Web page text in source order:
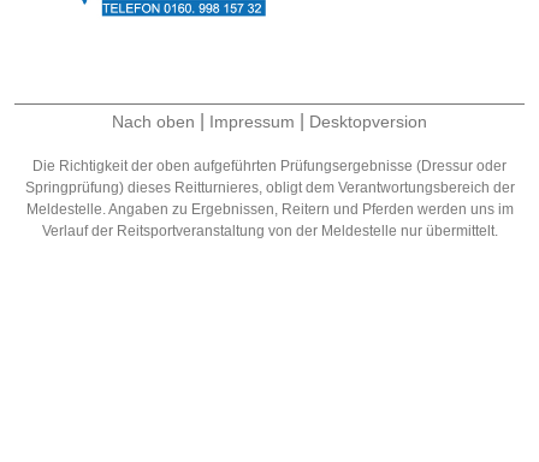
Nach oben Impressum Desktopversion
Die Richtigkeit der oben aufgeführten Prüfungsergebnisse (Dressur oder
Springprüfung) dieses Reitturnieres, obligt dem Verantwortungsbereich der
Meldestelle. Angaben zu Ergebnissen, Reitern und Pferden werden uns im
Verlauf der Reitsportveranstaltung von der Meldestelle nur übermittelt.